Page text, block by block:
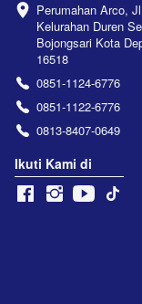
Perumahan Arco,
Kelurahan Duren
Bojongsari Kota
16518
0851-1124-6776
0851-1122-6776
0813-8407-0649
Ikuti Kami di